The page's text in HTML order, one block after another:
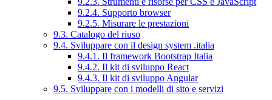
9.2.4. Supporto browser
9.2.5. Misurare le prestazioni
9.3. Catalogo del riuso
9.4. Sviluppare con il design system .italia
9.4.1. Il framework Bootstrap Italia
9.4.2. Il kit di sviluppo React
9.4.3. Il kit di sviluppo Angular
9.5. Sviluppare con i modelli di sito e servizi